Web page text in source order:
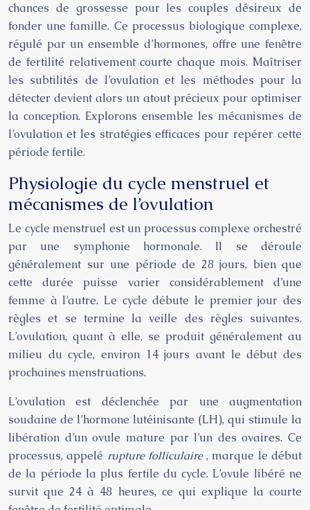
chances de grossesse pour les couples désireux de
fonder une famille. Ce processus biologique complexe,
régulé par un ensemble d’hormones, offre une fenêtre
de fertilité relativement courte chaque mois. Maîtriser
les subtilités de l’ovulation et les méthodes pour la
détecter devient alors un atout précieux pour optimiser
la conception. Explorons ensemble les mécanismes de
l’ovulation et les stratégies efficaces pour repérer cette
période fertile.
Physiologie du cycle menstruel et
mécanismes de l’ovulation
Le cycle menstruel est un processus complexe orchestré
par une symphonie hormonale. Il se déroule
généralement sur une période de 28 jours, bien que
cette durée puisse varier considérablement d’une
femme à l’autre. Le cycle débute le premier jour des
règles et se termine la veille des règles suivantes.
L’ovulation, quant à elle, se produit généralement au
milieu du cycle, environ 14 jours avant le début des
prochaines menstruations.
L’ovulation est déclenchée par une augmentation
soudaine de l’hormone lutéinisante (LH), qui stimule la
libération d’un ovule mature par l’un des ovaires. Ce
processus, appelé rupture folliculaire, marque le début
de la période la plus fertile du cycle. L’ovule libéré ne
survit que 24 à 48 heures, ce qui explique la courte